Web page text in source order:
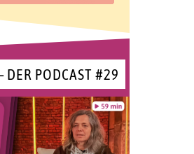
DER PODCAST #29